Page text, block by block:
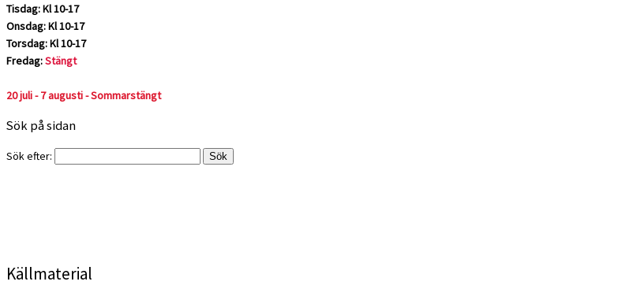
Tisdag: Kl 10-17
Onsdag: Kl 10-17
Torsdag: Kl 10-17
Fredag:Stängt
20 juli - 7 augusti - Sommarstängt
Sök på sidan
Sök efter:
Källmaterial